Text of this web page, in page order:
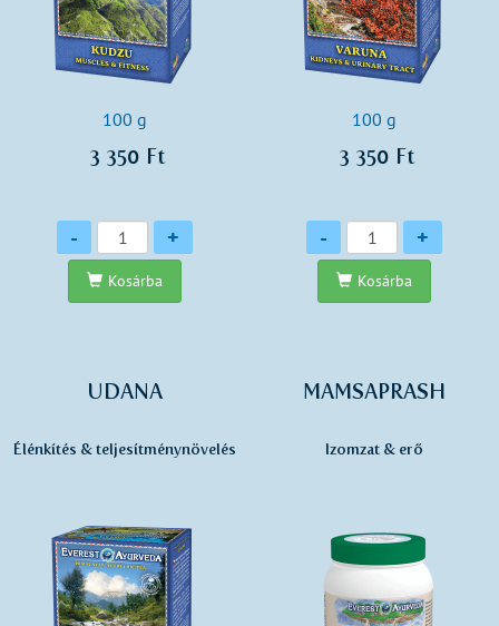
100 g
3 350 Ft
Mennyiség
- +
Kosárba
100 g
3 350 Ft
Mennyiség
- +
Kosárba
UDANA
Élénkítés & teljesítménynövelés
MAMSAPRASH
Izomzat & erő